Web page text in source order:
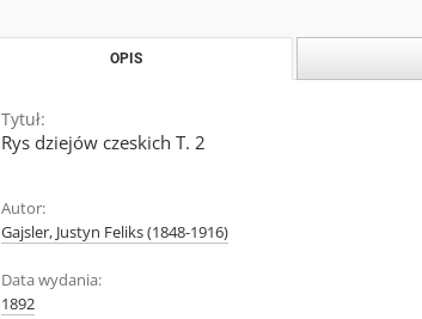
OPIS
Tytuł:
Rys dziejów czeskich T. 2
Autor:
Gajsler, Justyn Feliks (1848-1916)
Data wydania:
1892